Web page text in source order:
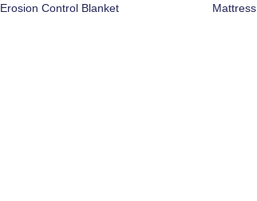
Erosion Control Blanket Mattress